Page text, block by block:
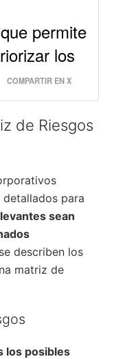
permite
los
COMPARTIR EN X
de Riesgos
detallados para
sean
describen los
matriz de
los posibles